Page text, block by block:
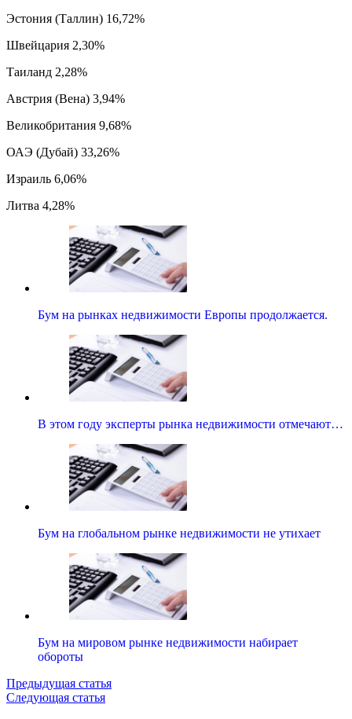
Эстония (Таллин) 16,72%
Швейцария 2,30%
Таиланд 2,28%
Австрия (Вена) 3,94%
Великобритания 9,68%
ОАЭ (Дубай) 33,26%
Израиль 6,06%
Литва 4,28%
Бум на рынках недвижимости Европы продолжается.
В этом году эксперты рынка недвижимости отмечают…
Бум на глобальном рынке недвижимости не утихает
Бум на мировом рынке недвижимости набирает
обороты
Предыдущая статья
Следующая статья